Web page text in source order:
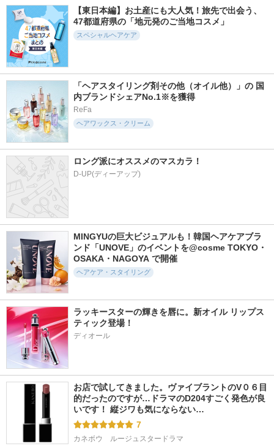
フレッシング
SABON(サボン)
前髪ホールドマスカ
ラ
ケープ
プー／トリートメン
ト
melt
5.3
873件
FOR ACTIVE 無香
料
モロッカンビューテ
ィ ディープモイス
ボトルワークス
1044件
シンクロシャンプー
ファム DAMAGE R
EPAIR / シンクロト
リートメント DAMA
GE REPAIR
エレクトロン
5.5
4459件
AQ ブースティング
トリートメント ヘ
アセラム
コスメデコルテ
5.1
1396件
コンプリートラメラ
【東日本編】お土産にも大人気！旅先で出会う、
47都道府県の「地元発のご当地コスメ」
スペシャルヘアケア
「ヘアスタイリング剤その他（オイル他）」の 国
内ブランドシェアNo.1※を獲得
ReFa
ヘアワックス・クリーム
ロング派にオススメのマスカラ！
D-UP(ディーアップ)
MINGYUの巨大ビジュアルも！韓国ヘアケアブラ
ンド「UNOVE」のイベントを@cosme TOKYO・
OSAKA・NAGOYA で開催
ヘアケア・スタイリング
ラッキースターの輝きを唇に。新オイル リップス
ティック登場！
ディオール
お店で試してきました。ヴァイブラントのV０６目
的だったのですが…ドラマのD204すごく発色が良
いです！ 縦ジワも気にならない…
7
カネボウ　ルージュスタードラマ